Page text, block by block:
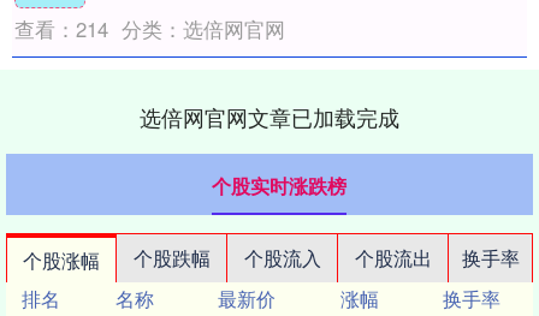
查看： 214 分类： 选倍网官网
选倍网官网文章已加载完成
个股实时涨跌榜
个股涨幅 个股跌幅 个股流入 个股流出
换手率
排名
名称 最新价 涨幅
换手率